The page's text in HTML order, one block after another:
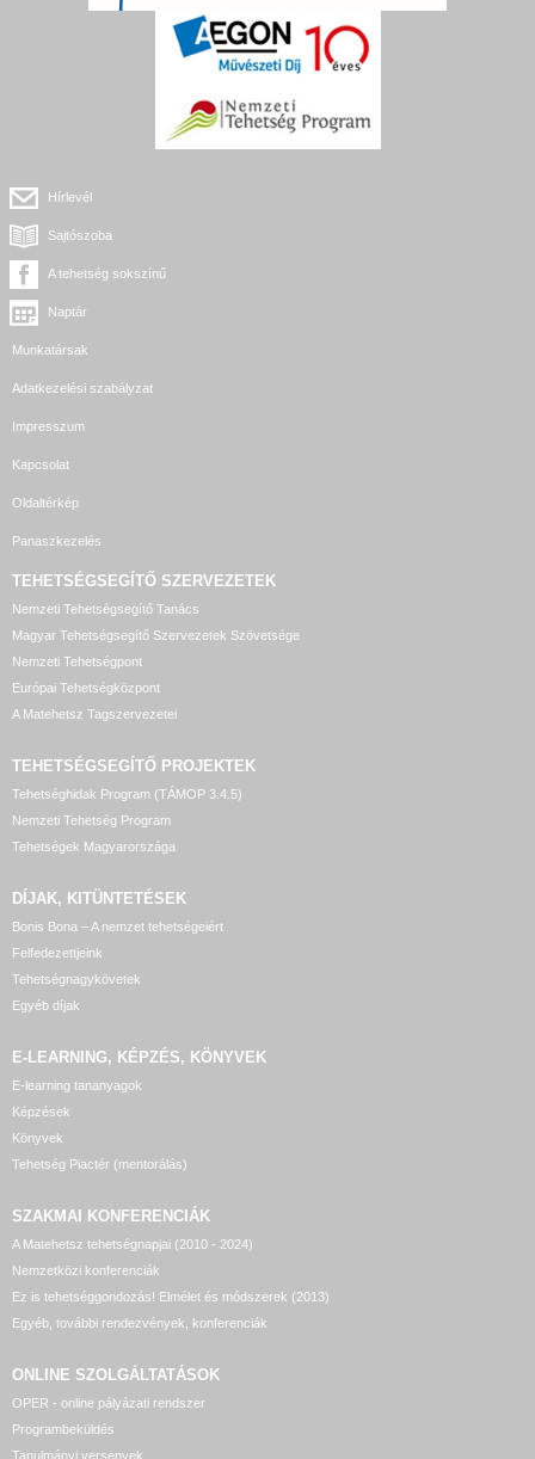
Hírlevél
Sajtószoba
A tehetség sokszínű
Naptár
Munkatársak
Adatkezelési szabályzat
Impresszum
Kapcsolat
Oldaltérkép
Panaszkezelés
TEHETSÉGSEGÍTŐ SZERVEZETEK
Nemzeti Tehetségsegítő Tanács
Magyar Tehetségsegítő Szervezetek Szövetsége
Nemzeti Tehetségpont
Európai Tehetségközpont
A Matehetsz Tagszervezetei
TEHETSÉGSEGÍTŐ PROJEKTEK
Tehetséghidak Program (TÁMOP 3.4.5)
Nemzeti Tehetség Program
Tehetségek Magyarországa
DÍJAK, KITÜNTETÉSEK
Bonis Bona – A nemzet tehetségeiért
Felfedezettjeink
Tehetségnagykövetek
Egyéb díjak
E-LEARNING, KÉPZÉS, KÖNYVEK
E-learning tananyagok
Képzések
Könyvek
Tehetség Piactér (mentorálás)
SZAKMAI KONFERENCIÁK
A Matehetsz tehetségnapjai (2010 - 2024)
Nemzetközi konferenciák
Ez is tehetséggondozás! Elmélet és módszerek (2013)
Egyéb, további rendezvények, konferenciák
ONLINE SZOLGÁLTATÁSOK
OPER - online pályázati rendszer
Programbeküldés
Tanulmányi versenyek